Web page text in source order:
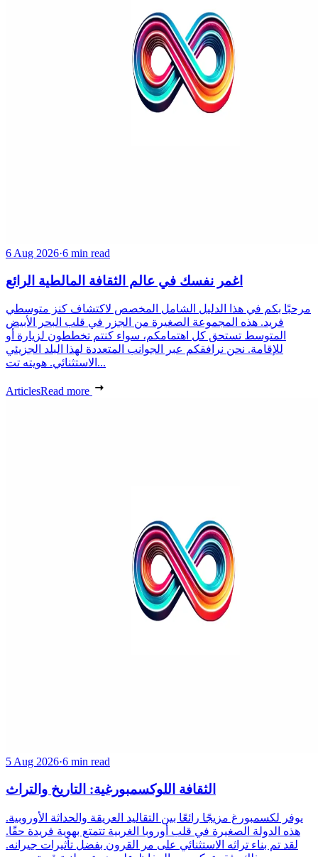
6 Aug 2026·6 min read
اغمر نفسك في عالم الثقافة المالطية الرائع
مرحبًا بكم في هذا الدليل الشامل المخصص لاكتشاف كنز متوسطي
فريد. هذه المجموعة الصغيرة من الجزر في قلب البحر الأبيض
المتوسط تستحق كل اهتمامكم، سواء كنتم تخططون لزيارة أو
للإقامة. نحن نرافقكم عبر الجوانب المتعددة لهذا البلد الجزيئي
الاستثنائي. هويته تت...
ArticlesRead more
5 Aug 2026·6 min read
الثقافة اللوكسمبورغية: التاريخ والتراث
يوفر لكسمبورغ مزيجًا رائعًا بين التقاليد العريقة والحداثة الأوروبية.
هذه الدولة الصغيرة في قلب أوروبا الغربية تتمتع بهوية فريدة حقًا.
لقد تم بناء تراثه الاستثنائي على مر القرون بفضل تأثيرات جيرانه.